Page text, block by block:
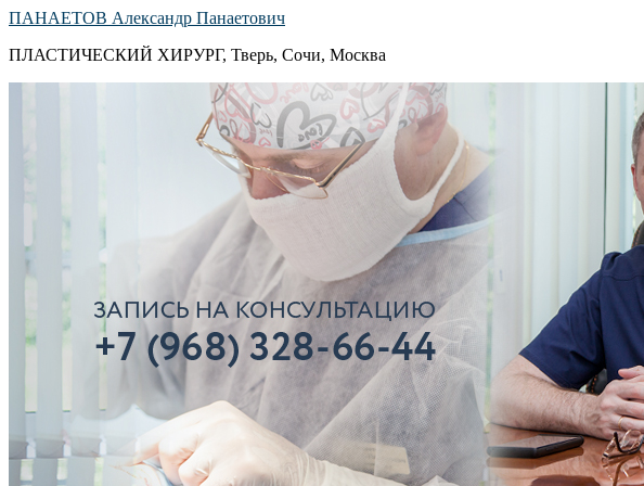
ПАНАЕТОВ Александр Панаетович
ПЛАСТИЧЕСКИЙ ХИРУРГ, Тверь, Сочи, Москва